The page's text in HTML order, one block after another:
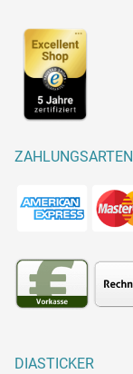
ZAHLUNGSARTEN
DIASTICKER